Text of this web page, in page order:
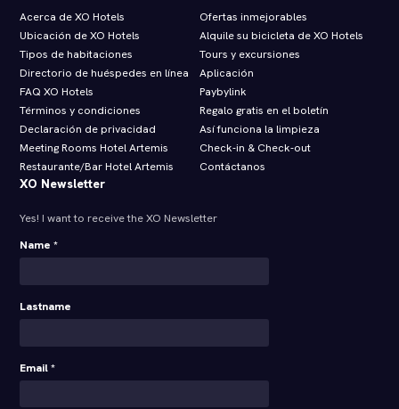
Acerca de XO Hotels
Ubicación de XO Hotels
Tipos de habitaciones
Directorio de huéspedes en línea
FAQ XO Hotels
Términos y condiciones
Declaración de privacidad
Meeting Rooms Hotel Artemis
Restaurante/Bar Hotel Artemis
Ofertas inmejorables
Alquile su bicicleta de XO Hotels
Tours y excursiones
Aplicación
Paybylink
Regalo gratis en el boletín
Así funciona la limpieza
Check‑in & Check‑out
Contáctanos
XO Newsletter
Yes! I want to receive the XO Newsletter
Name *
Lastname
Email *